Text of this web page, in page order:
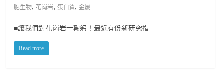
胞生物,花崗岩,蛋白質,金屬
■讓我們對花崗岩一鞠躬！最近有份新研究指
Read more